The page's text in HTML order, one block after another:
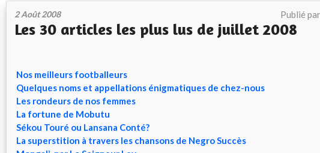
2 Août 2008 Publié par
Les 30 articles les plus lus de juillet 2008
Nos meilleurs footballeurs
Quelques noms et appellations énigmatiques de chez-nous
Les rondeurs de nos femmes
La fortune de Mobutu
Sékou Touré ou Lansana Conté?
La superstition à travers les chansons de Negro Succès